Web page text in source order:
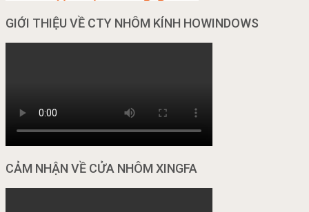
GIỚI THIỆU VỀ CTY NHÔM KÍNH HOWINDOWS
CẢM NHẬN VỀ CỬA NHÔM XINGFA